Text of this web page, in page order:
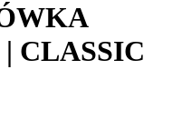
CLASSIC